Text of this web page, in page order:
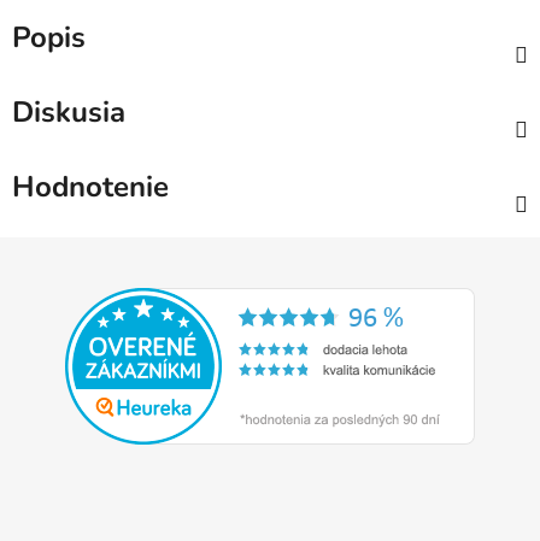
Popis
Diskusia
Hodnotenie